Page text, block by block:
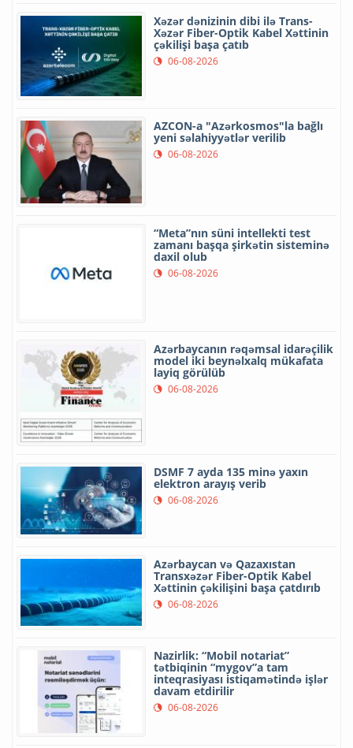
Xəzər dənizinin dibi ilə Trans-
Xəzər Fiber-Optik Kabel Xəttinin
çəkilişi başa çatıb
06-08-2026
AZCON-a "Azərkosmos"la bağlı
yeni səlahiyyətlər verilib
06-08-2026
“Meta”nın süni intellekti test
zamanı başqa şirkətin sisteminə
daxil olub
06-08-2026
Azərbaycanın rəqəmsal idarəçilik
model iki beynəlxalq mükafata
layiq görülüb
06-08-2026
DSMF 7 ayda 135 minə yaxın
elektron arayış verib
06-08-2026
Azərbaycan və Qazaxıstan
Transxəzər Fiber-Optik Kabel
Xəttinin çəkilişini başa çatdırıb
06-08-2026
Nazirlik: “Mobil notariat”
tətbiqinin “mygov”a tam
inteqrasiyası istiqamətində işlər
davam etdirilir
06-08-2026